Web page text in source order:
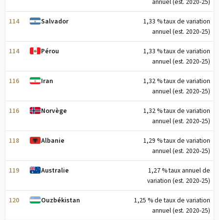
114 Salvador
1,33 % taux de variation
annuel (est. 2020-25)
114 Pérou
1,33 % taux de variation
annuel (est. 2020-25)
116 Iran
1,32 % taux de variation
annuel (est. 2020-25)
116 Norvège
1,32 % taux de variation
annuel (est. 2020-25)
118 Albanie
1,29 % taux de variation
annuel (est. 2020-25)
119 Australie
1,27 % taux annuel de
variation (est. 2020-25)
120 Ouzbékistan
1,25 % de taux de variation
annuel (est. 2020-25)